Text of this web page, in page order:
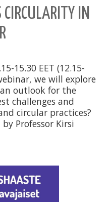
IN
15.30 EET (12.15-
we will explore
outlook for the
challenges and
circular practices?
Professor Kirsi